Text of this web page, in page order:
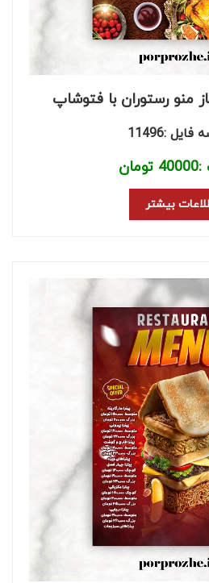
منو رستوران با فتوشاپ
:11496
:
40000 تومان
بیشتر